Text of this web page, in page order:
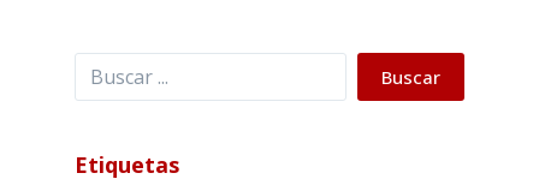
Buscar Buscar
Etiquetas